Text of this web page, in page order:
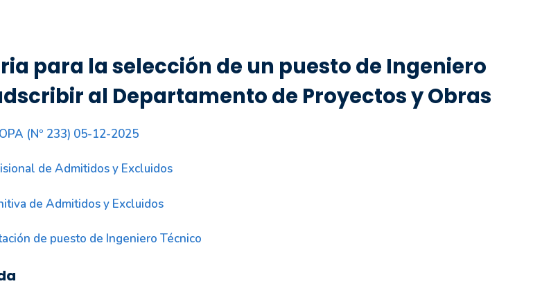
para la selección de un puesto de Ingeniero
al Departamento de Proyectos y Obras
(Nº 233) 05-12-2025
de Admitidos y Excluidos
de Admitidos y Excluidos
de puesto de Ingeniero Técnico